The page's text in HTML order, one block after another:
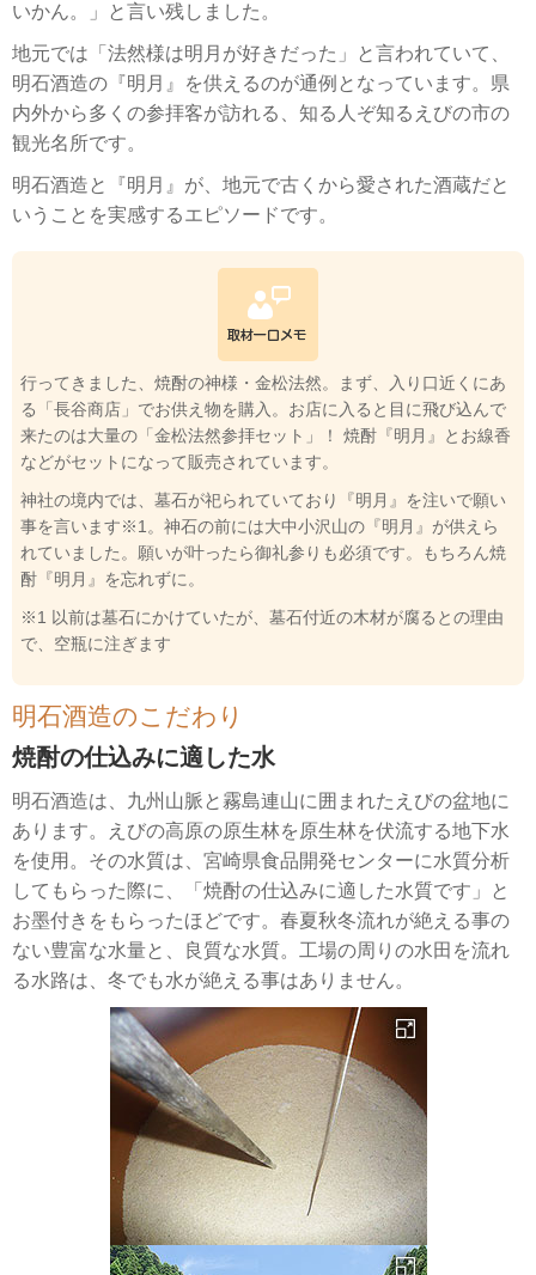
いかん。」と言い残しました。
地元では「法然様は明月が好きだった」と言われていて、
明石酒造の『明月』を供えるのが通例となっています。県
内外から多くの参拝客が訪れる、知る人ぞ知るえびの市の
観光名所です。
明石酒造と『明月』が、地元で古くから愛された酒蔵だと
いうことを実感するエピソードです。
行ってきました、焼酎の神様・金松法然。まず、入り口近くにあ
る「長谷商店」でお供え物を購入。お店に入ると目に飛び込んで
来たのは大量の「金松法然参拝セット」！ 焼酎『明月』とお線香
などがセットになって販売されています。
神社の境内では、墓石が祀られていており『明月』を注いで願い
事を言います※1。神石の前には大中小沢山の『明月』が供えら
れていました。願いが叶ったら御礼参りも必須です。もちろん焼
酎『明月』を忘れずに。
※1 以前は墓石にかけていたが、墓石付近の木材が腐るとの理由
で、空瓶に注ぎます
明石酒造のこだわり
焼酎の仕込みに適した水
明石酒造は、九州山脈と霧島連山に囲まれたえびの盆地に
あります。えびの高原の原生林を原生林を伏流する地下水
を使用。その水質は、宮崎県食品開発センターに水質分析
してもらった際に、「焼酎の仕込みに適した水質です」と
お墨付きをもらったほどです。春夏秋冬流れが絶える事の
ない豊富な水量と、良質な水質。工場の周りの水田を流れ
る水路は、冬でも水が絶える事はありません。